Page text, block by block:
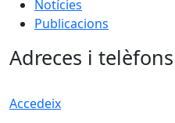
Notícies
Publicacions
Adreces i telèfons
Accedeix